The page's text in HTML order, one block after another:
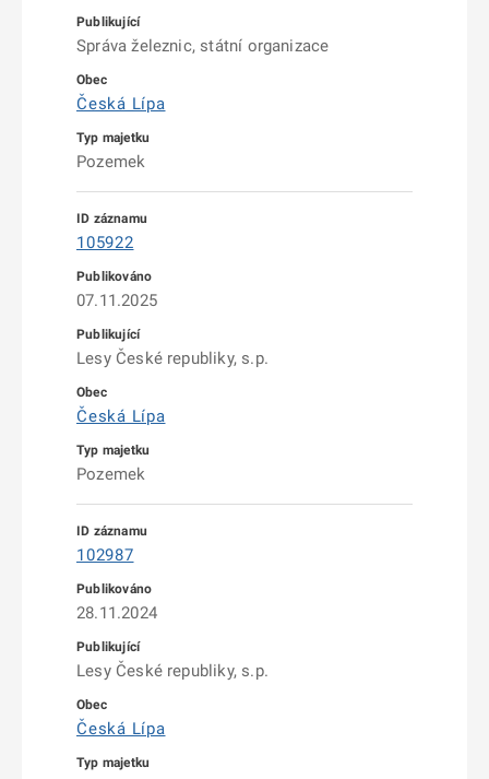
Správa železnic, státní organizace
Česká Lípa
Pozemek
105922
07.11.2025
Lesy České republiky, s.p.
Česká Lípa
Pozemek
102987
28.11.2024
Lesy České republiky, s.p.
Česká Lípa